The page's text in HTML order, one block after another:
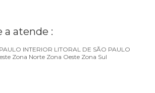
a atende :
INTERIOR LITORAL DE SÃO PAULO
Zona Norte Zona Oeste Zona Sul